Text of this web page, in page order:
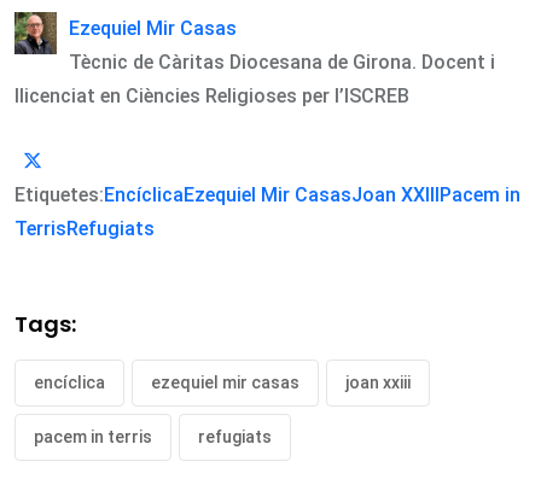
Ezequiel Mir Casas
Tècnic de Càritas Diocesana de Girona. Docent i
llicenciat en Ciències Religioses per l’ISCREB
Etiquetes:EncíclicaEzequiel Mir CasasJoan XXIII
Pacem in
TerrisRefugiats
Tags:
encíclica ezequiel mir casas joan xxiii
pacem in terris refugiats